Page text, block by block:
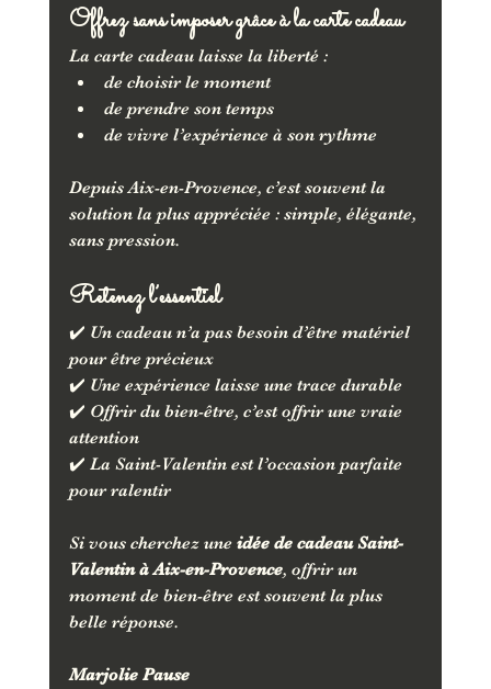
Offrez sans imposer grâce à la carte cadeau
La carte cadeau laisse la liberté :
de choisir le moment
de prendre son temps
de vivre l’expérience à son rythme
Depuis Aix-en-Provence, c’est souvent la
solution la plus appréciée : simple, élégante,
sans pression.
Retenez l’essentiel
✔️ Un cadeau n’a pas besoin d’être matériel
pour être précieux
✔️ Une expérience laisse une trace durable
✔️ Offrir du bien-être, c’est offrir une vraie
attention
✔️ La Saint-Valentin est l’occasion parfaite
pour ralentir
Si vous cherchez une idée de cadeau Saint-
Valentin à Aix-en-Provence, offrir un
moment de bien-être est souvent la plus
belle réponse.
Marjolie Pause